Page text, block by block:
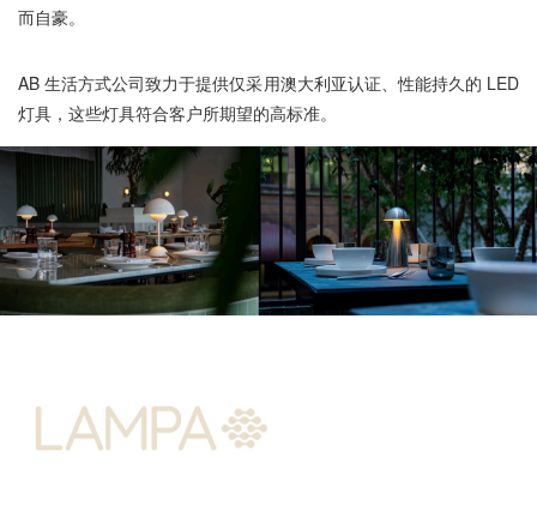
而自豪。
AB 生活方式公司致力于提供仅采用澳大利亚认证、性能持久的 LED
灯具，这些灯具符合客户所期望的高标准。